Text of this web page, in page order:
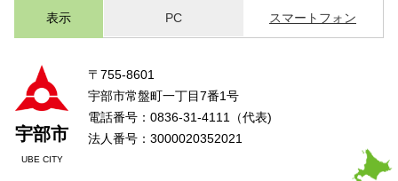
表示 PC スマートフォン
宇部市
UBE CITY
〒755-8601
宇部市常盤町一丁目7番1号
電話番号：0836-31-4111（代表)
法人番号：3000020352021